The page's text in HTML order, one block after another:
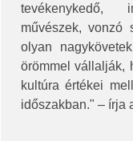
tevékenykedő,
művészek, vonzó
olyan
örömmel vállalják,
kultúra értékei
időszakban." – írja